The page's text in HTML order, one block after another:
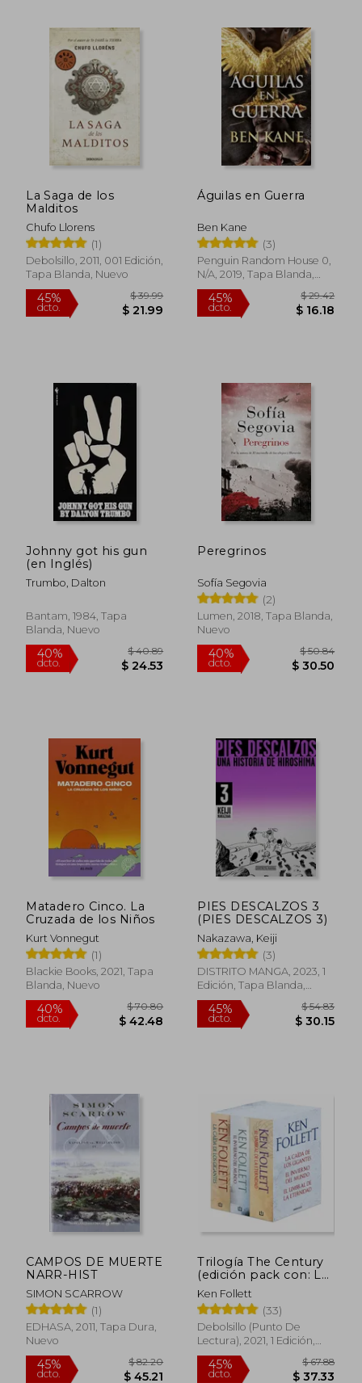
45%
dcto.
$ 35.02
$ 19.26
45%
dcto. $
La Saga de los
Malditos
Chufo Llorens
(1)
Debolsillo, 2011, 001 Edición,
Tapa Blanda, Nuevo
45%
dcto.
$ 39.99
$ 21.99
Águilas en Guerra
Ben Kane
(3)
Penguin Random House 0,
N/A, 2019, Tapa Blanda,
Usado
45%
dcto.
$
$
Johnny got his gun
(en Inglés)
Trumbo, Dalton
Bantam, 1984, Tapa
Blanda, Nuevo
Peregrinos
Sofía Segovia
(2)
Lumen, 2018, Tapa Blanda,
Nuevo
Matadero Cinco. La
Cruzada de los Niños
Kurt Vonnegut
(1)
Blackie Books, 2021, Tapa
Blanda, Nuevo
PIES DESCALZOS 3
(PIES DESCALZOS 3)
Nakazawa, Keiji
(3)
DISTRITO MANGA, 2023, 1
Edición, Tapa Blanda,
Nuevo
CAMPOS DE MUERTE
NARR-HIST
SIMON SCARROW
(1)
EDHASA, 2011, Tapa Dura,
Nuevo
Trilogía The Century
(edición pack con: La
caída de los gigantes |
El invierno del
mundo | El umbral de
la eternidad)
Ken Follett
(33)
Debolsillo (Punto De
Lectura), 2021, 1 Edición,
Tapa Blanda, Nuevo